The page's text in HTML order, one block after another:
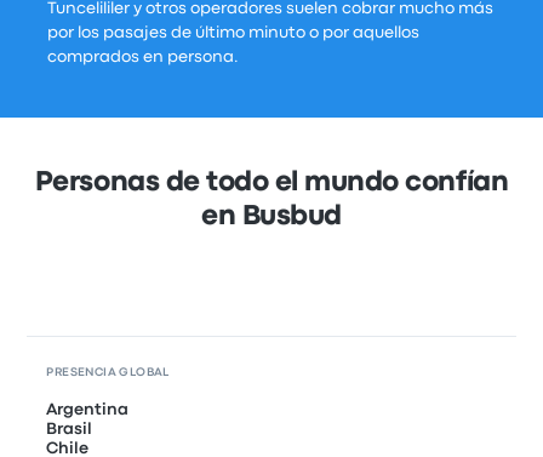
Tuncelililer y otros operadores suelen cobrar mucho más
por los pasajes de último minuto o por aquellos
comprados en persona.
Personas de todo el mundo confían
en Busbud
PRESENCIA GLOBAL
Argentina
Brasil
Chile